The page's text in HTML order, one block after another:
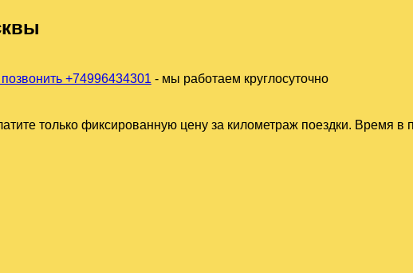
+74996434301 - мы работаем круглосуточно
только фиксированную цену за километраж поездки. Время в